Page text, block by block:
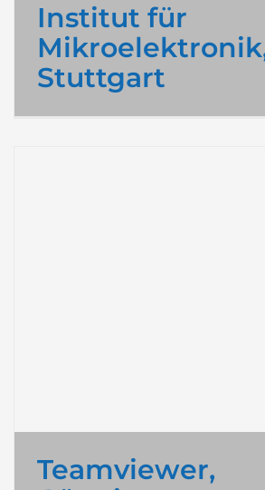
Institut für
Stuttgart
Teamviewer,